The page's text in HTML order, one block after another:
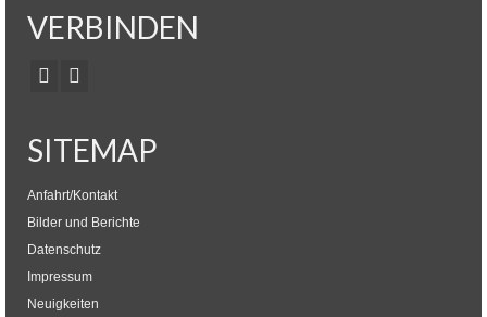
VERBINDEN
SITEMAP
Anfahrt/Kontakt
Bilder und Berichte
Datenschutz
Impressum
Neuigkeiten